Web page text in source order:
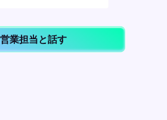
営業担当と話す